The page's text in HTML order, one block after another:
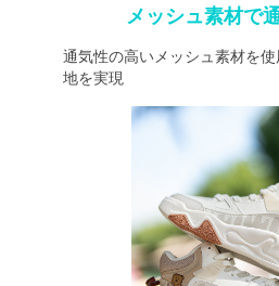
メッシュ素材で
通気性の高いメッシュ素材を
地を実現